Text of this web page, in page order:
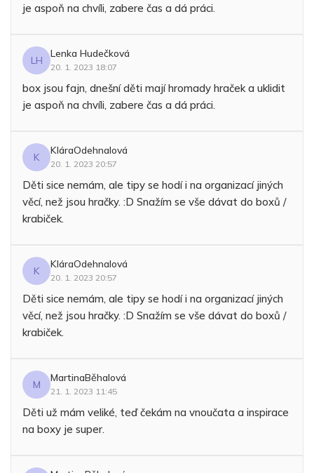
je aspoň na chvíli, zabere čas a dá práci.
LH
Lenka Hudečková
20. 1. 2023 18:07
box jsou fajn, dnešní děti mají hromady hraček a uklidit
je aspoň na chvíli, zabere čas a dá práci.
K
KláraOdehnalová
20. 1. 2023 20:57
Děti sice nemám, ale tipy se hodí i na organizací jiných
věcí, než jsou hračky. :D Snažím se vše dávat do boxů /
krabiček.
K
KláraOdehnalová
20. 1. 2023 20:57
Děti sice nemám, ale tipy se hodí i na organizací jiných
věcí, než jsou hračky. :D Snažím se vše dávat do boxů /
krabiček.
M
MartinaBěhalová
21. 1. 2023 11:45
Děti už mám veliké, teď čekám na vnoučata a inspirace
na boxy je super.